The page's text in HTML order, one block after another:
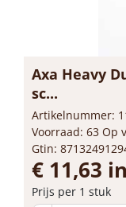
Axa Heavy
sc...
Artikelnummer:
Voorraad: 63 Op
Gtin:
€ 11,63
Prijs per 1 stuk